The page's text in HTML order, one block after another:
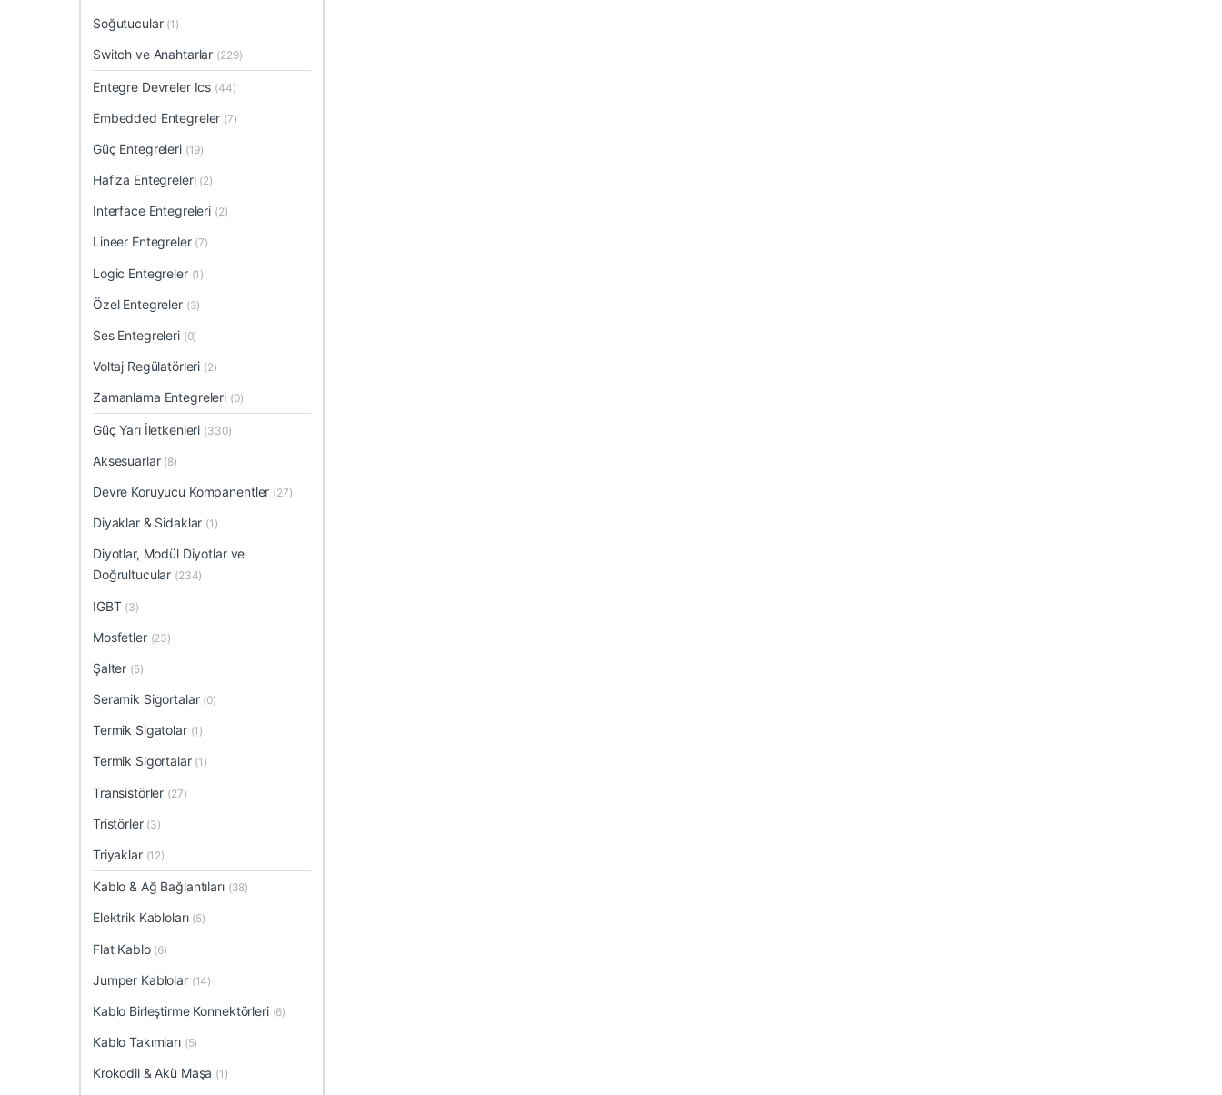
Soğutucular (1)
Switch ve Anahtarlar (229)
Entegre Devreler Ics (44)
Embedded Entegreler (7)
Güç Entegreleri (19)
Hafıza Entegreleri (2)
Interface Entegreleri (2)
Lineer Entegreler (7)
Logic Entegreler (1)
Özel Entegreler (3)
Ses Entegreleri (0)
Voltaj Regülatörleri (2)
Zamanlama Entegreleri (0)
Güç Yarı İletkenleri (330)
Aksesuarlar (8)
Devre Koruyucu Kompanentler (27)
Diyaklar & Sidaklar (1)
Diyotlar, Modül Diyotlar ve
Doğrultucular (234)
IGBT (3)
Mosfetler (23)
Şalter (5)
Seramik Sigortalar (0)
Termik Sigatolar (1)
Termik Sigortalar (1)
Transistörler (27)
Tristörler (3)
Triyaklar (12)
Kablo & Ağ Bağlantıları (38)
Elektrik Kabloları (5)
Flat Kablo (6)
Jumper Kablolar (14)
Kablo Birleştirme Konnektörleri (6)
Kablo Takımları (5)
Krokodil & Akü Maşa (1)